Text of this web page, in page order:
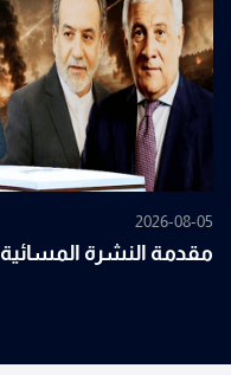
2026-08-05
مقدمة النشرة المسائية 05-08-2026